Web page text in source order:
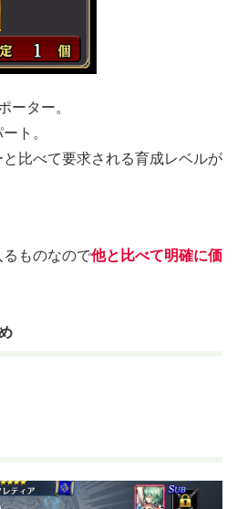
ーター。
ト。
比べて要求される育成レベルが
ものなので他と比べて明確に価